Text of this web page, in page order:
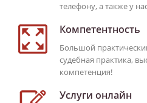
телефону, а также у
Компетентность
Большой
судебная практика,
компетенция!
Услуги онлайн